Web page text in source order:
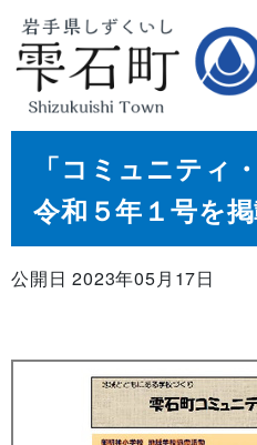
「コミュニティ
令和５年１号を
公開日 2023年05月17日